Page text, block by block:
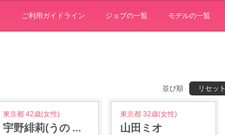
ご利用ガイドライン ジョブの一覧 モデルの一覧
並び順 リセット
東京都 42歳(女性)
宇野緋莉(うの あか…
東京都 32歳(女性)
山田ミオ